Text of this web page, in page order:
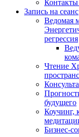
Запись на сеанс
Ведомая
регрессия
Чтение
будущего
Коучинг,
Бизнес-